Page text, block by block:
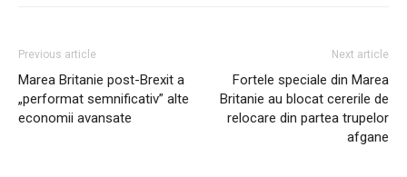
Previous article
Marea Britanie post-Brexit a
„performat semnificativ” alte
economii avansate
Next article
Fortele speciale din Marea
Britanie au blocat cererile de
relocare din partea trupelor
afgane